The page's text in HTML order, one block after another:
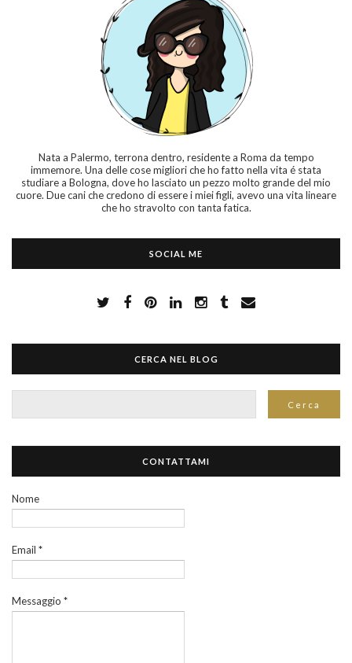
Nata a Palermo, terrona dentro, residente a Roma da tempo
immemore. Una delle cose migliori che ho fatto nella vita é stata
studiare a Bologna, dove ho lasciato un pezzo molto grande del mio
cuore. Due cani che credono di essere i miei figli, avevo una vita lineare
che ho stravolto con tanta fatica.
SOCIAL ME
CERCA NEL BLOG
CONTATTAMI
Nome
Email *
Messaggio *